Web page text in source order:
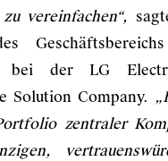
vereinfachen“,
bei der LG
Solution Company.
zentraler